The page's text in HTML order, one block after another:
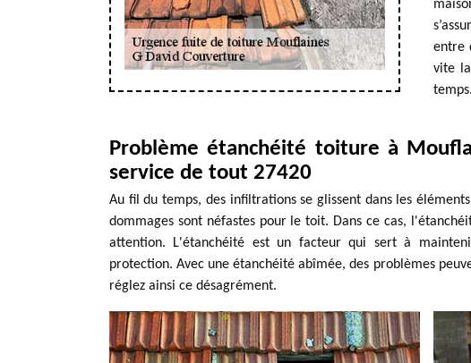
entre
vite
Problème étanchéité toiture à
service de tout 27420
Au fil du temps, des infiltrations se glissent dans les
dommages sont néfastes pour le toit. Dans ce cas,
attention. L'étanchéité est un facteur qui sert à
protection. Avec une étanchéité abîmée, des problèmes
réglez ainsi ce désagrément.